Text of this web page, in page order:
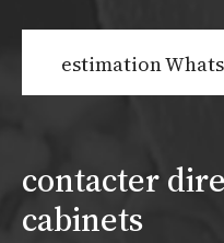
estimation
contacter
cabinets